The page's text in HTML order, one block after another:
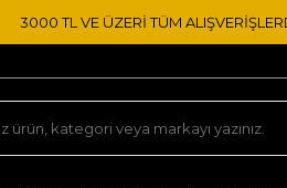
3000 TL VE ÜZERİ TÜM